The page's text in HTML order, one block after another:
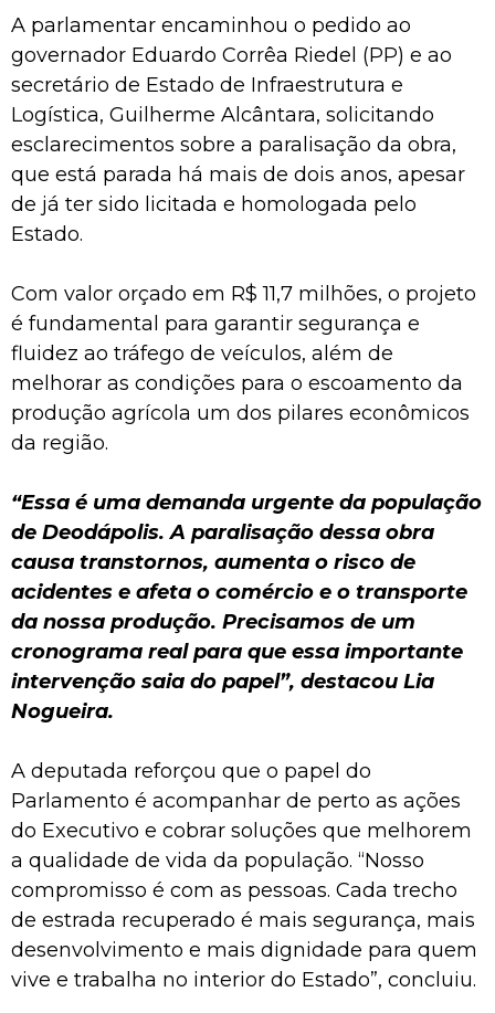
A parlamentar encaminhou o pedido ao
governador Eduardo Corrêa Riedel (PP) e ao
secretário de Estado de Infraestrutura e
Logística, Guilherme Alcântara, solicitando
esclarecimentos sobre a paralisação da obra,
que está parada há mais de dois anos, apesar
de já ter sido licitada e homologada pelo
Estado.
Com valor orçado em R$ 11,7 milhões, o projeto
é fundamental para garantir segurança e
fluidez ao tráfego de veículos, além de
melhorar as condições para o escoamento da
produção agrícola um dos pilares econômicos
da região.
“Essa é uma demanda urgente da população
de Deodápolis. A paralisação dessa obra
causa transtornos, aumenta o risco de
acidentes e afeta o comércio e o transporte
da nossa produção. Precisamos de um
cronograma real para que essa importante
intervenção saia do papel”, destacou Lia
Nogueira.
A deputada reforçou que o papel do
Parlamento é acompanhar de perto as ações
do Executivo e cobrar soluções que melhorem
a qualidade de vida da população. “Nosso
compromisso é com as pessoas. Cada trecho
de estrada recuperado é mais segurança, mais
desenvolvimento e mais dignidade para quem
vive e trabalha no interior do Estado”, concluiu.